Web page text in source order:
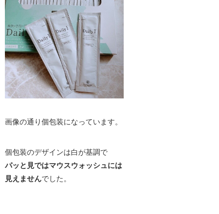
画像の通り個包装になっています。
個包装のデザインは白が基調で
パッと見ではマウスウォッシュには
見えませんでした。